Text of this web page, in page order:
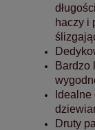
haczy i
Bardzo
Druty